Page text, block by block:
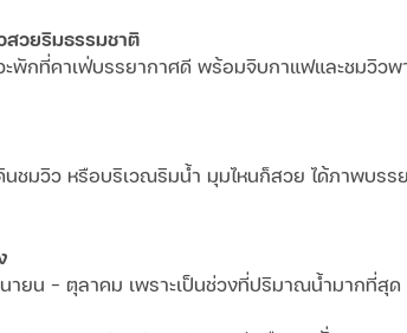
สวยริมธรรมชาติ
ะพักที่คาเฟ่บรรยากาศดี พร้อมจิบกาแฟและชมวิว
นชมวิว หรือบริเวณริมน้ำ มุมไหนก็สวย ได้ภาพบร
ายน - ตุลาคม เพราะเป็นช่วงที่ปริมาณน้ำมากที่สุด